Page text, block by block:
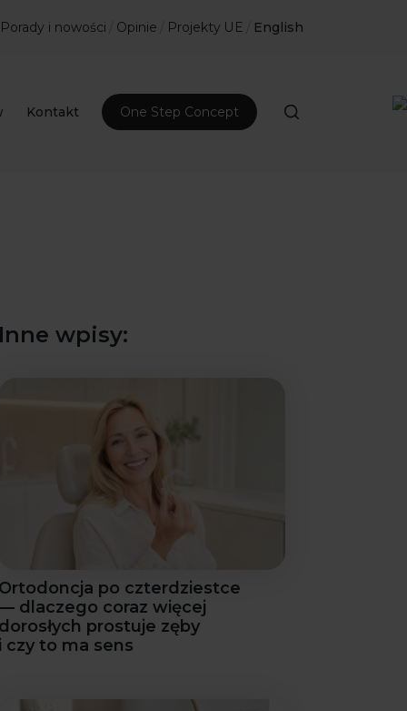
Porady i nowości / Opinie / Projekty UE / English
Kontakt One Step Concept
Inne wpisy:
Ortodoncja po czterdziestce
dlaczego coraz więcej
dorosłych prostuje zęby
i czy to ma sens